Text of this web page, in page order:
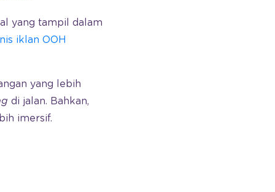
yang tampil dalam
iklan OOH
yang lebih
di jalan. Bahkan,
imersif.